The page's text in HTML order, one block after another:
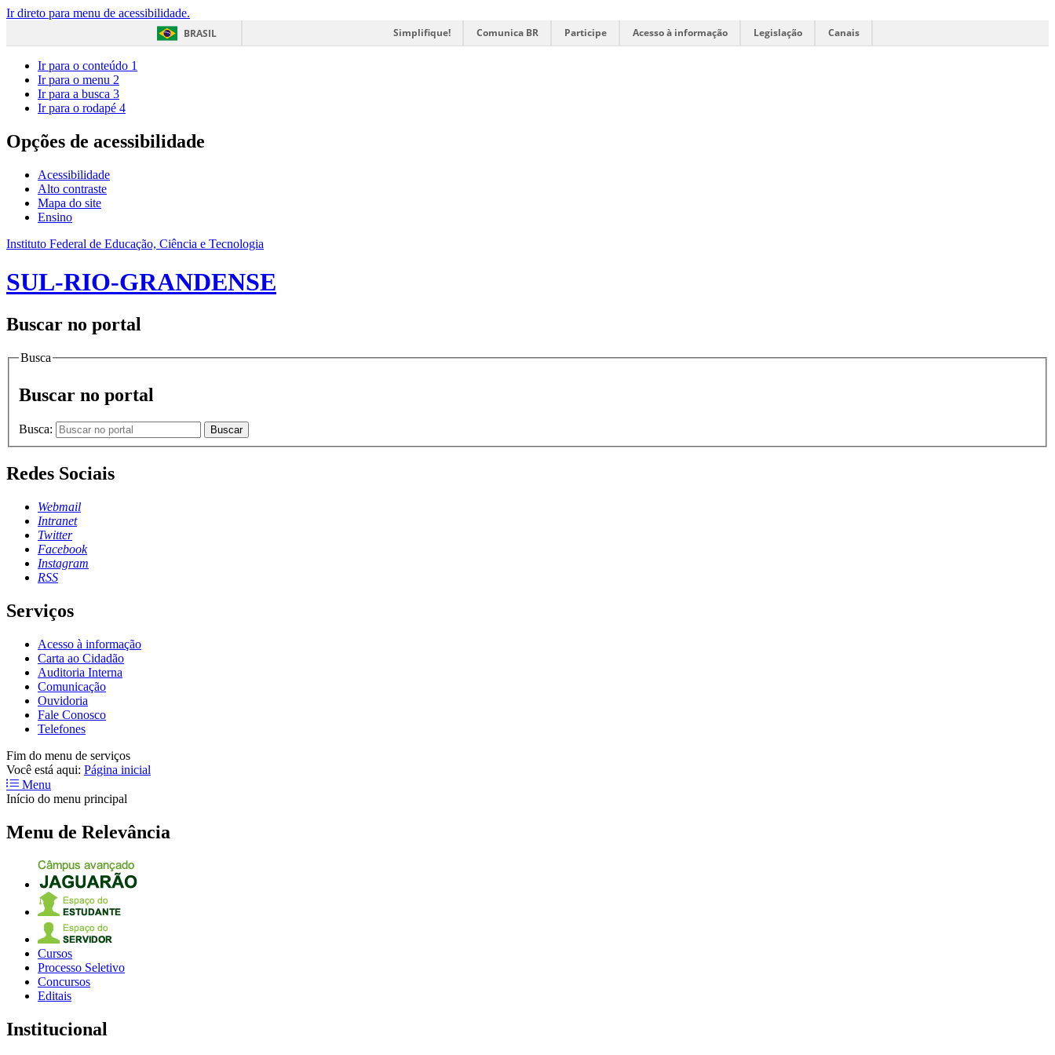
Ir direto para menu de acessibilidade.
BRASIL
Simplifique! Comunica BR Participe Acesso à informação Legislação Canais
Ir para o conteúdo 1
Ir para o menu 2
Ir para a busca 3
Ir para o rodapé 4
Opções de acessibilidade
Acessibilidade
Alto contraste
Mapa do site
Ensino
Instituto Federal de Educação, Ciência e Tecnologia
SUL-RIO-GRANDENSE
Buscar no portal
Busca
Buscar no portal
Busca: Buscar
Redes Sociais
Webmail
Intranet
Twitter
Facebook
Instagram
RSS
Serviços
Acesso à informação
Carta ao Cidadão
Auditoria Interna
Comunicação
Ouvidoria
Fale Conosco
Telefones
Fim do menu de serviços
Você está aqui: Página inicial
Menu
Início do menu principal
Menu de Relevância
Cursos
Processo Seletivo
Concursos
Editais
Institucional